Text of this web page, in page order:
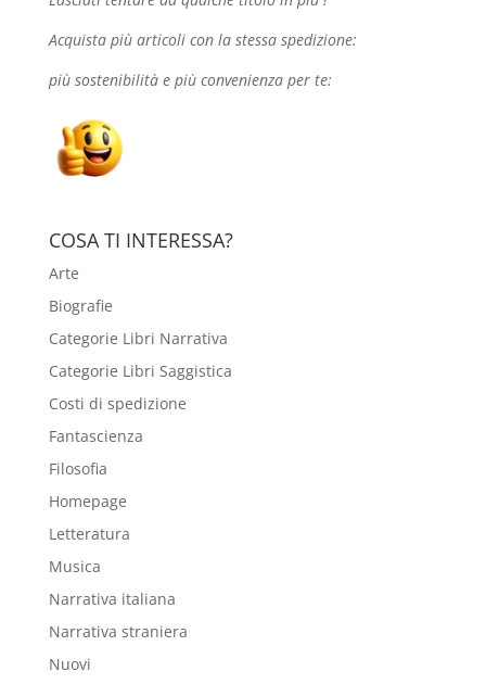
Acquista più articoli con la stessa spedizione:
più sostenibilità e più convenienza per te:
COSA TI INTERESSA?
Arte
Biografie
Categorie Libri Narrativa
Categorie Libri Saggistica
Costi di spedizione
Fantascienza
Filosofia
Homepage
Letteratura
Musica
Narrativa italiana
Narrativa straniera
Nuovi